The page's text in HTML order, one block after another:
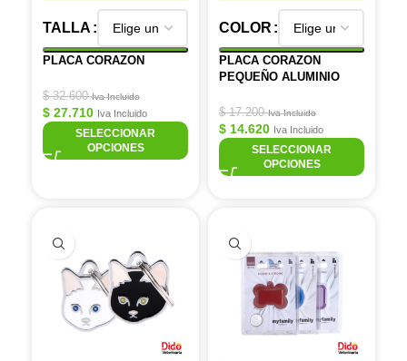
TALLA
PLACA CORAZON
$32.600 Iva Incluido
$ 27.710 Iva Incluido
SELECCIONAR
OPCIONES
COLOR
PLACA CORAZON
PEQUEÑO ALUMINIO
$17.200 Iva Incluido
$ 14.620 Iva Incluido
SELECCIONAR
OPCIONES